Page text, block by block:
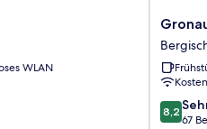
WLAN
8.2
von
8,2
67